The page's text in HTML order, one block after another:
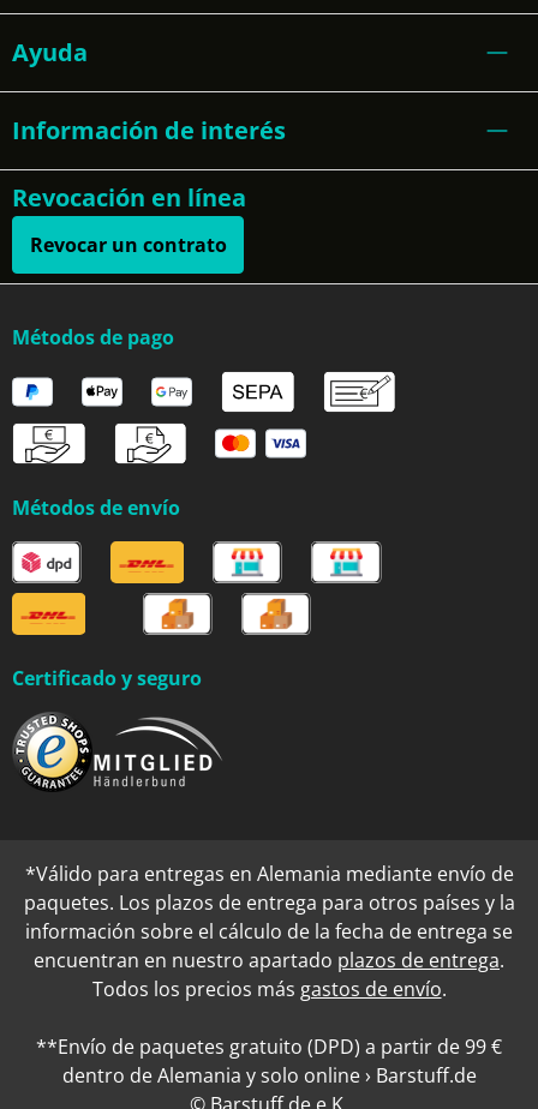
Ayuda
Información de interés
Revocación en línea
Revocar un contrato
Métodos de pago
Métodos de envío
Certificado y seguro
*Válido para entregas en Alemania mediante envío de
paquetes. Los plazos de entrega para otros países y la
información sobre el cálculo de la fecha de entrega se
encuentran en nuestro apartado plazos de entrega.
Todos los precios más gastos de envío.
**Envío de paquetes gratuito (DPD) a partir de 99 €
dentro de Alemania y solo online › Barstuff.de